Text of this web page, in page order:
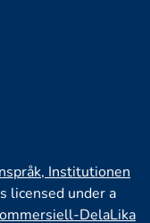
Institutionen
licensed under a
DelaLika